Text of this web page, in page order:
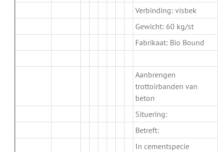
Verbinding: visbek
Gewicht: 60 kg/st
Fabrikaat: Bio Bound
Aanbrengen
trottoirbanden van
beton
Situering:
Betreft:
In cementspecie